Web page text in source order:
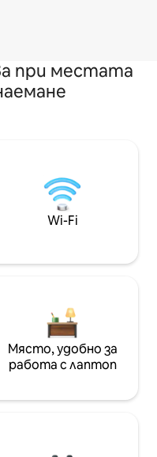
при местата
Wi-Fi
Място, удобно за
работа с лаптоп